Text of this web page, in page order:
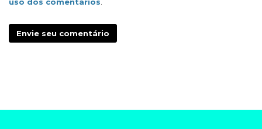
uso dos comentários.
Envie seu comentário